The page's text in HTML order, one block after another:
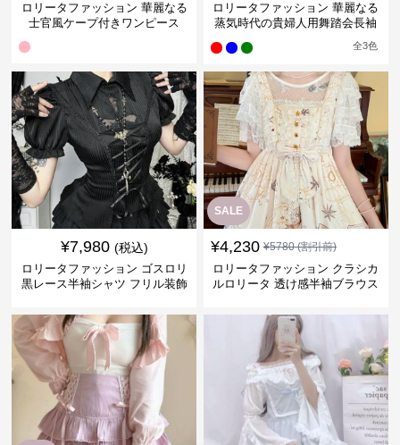
ロリータファッション 華麗なる
士官風ケープ付きワンピース
ロリータファッション 華麗なる
蒸気時代の貴婦人用舞踏会長袖
全3色
¥7,980 (税込)
ロリータファッション ゴスロリ
黒レース半袖シャツ フリル装飾
SALE
¥4,230 ¥5780(割引前)
ロリータファッション クラシカ
ルロリータ 透け感半袖ブラウス